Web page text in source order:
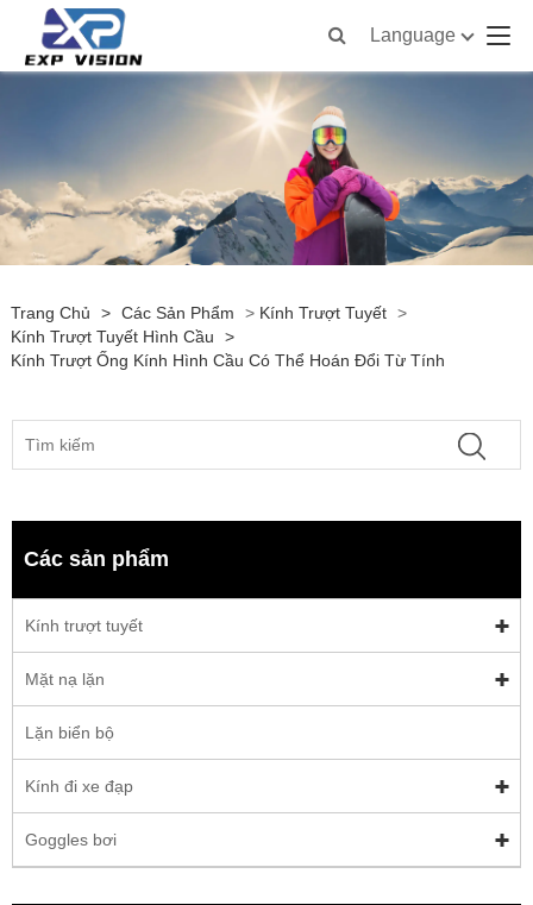
Language
Trang Chủ > Các Sản Phẩm > Kính Trượt Tuyết >
Kính Trượt Tuyết Hình Cầu
>
Kính Trượt Ống Kính Hình Cầu Có Thể Hoán Đổi Từ Tính
Các sản phẩm
Kính trượt tuyết
Mặt nạ lặn
Lặn biển bộ
Kính đi xe đạp
Goggles bơi